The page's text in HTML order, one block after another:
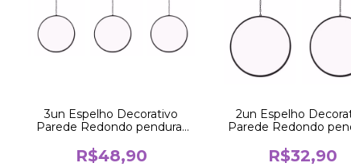
3un Espelho Decorativo
Parede Redondo pendurar
R$48,90
2un Espelho
Parede Redondo
R$32,90